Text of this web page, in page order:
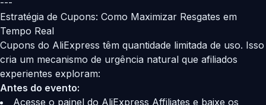
---
Estratégia de Cupons: Como Maximizar Resgates em
Tempo Real
Cupons do AliExpress têm quantidade limitada de uso. Isso
cria um mecanismo de urgência natural que afiliados
experientes exploram:
Antes do evento:
Acesse o painel do AliExpress Affiliates e baixe os